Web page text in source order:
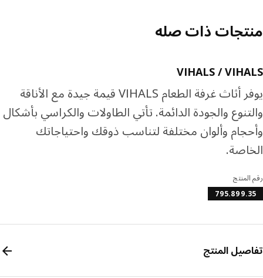
ذات صله
VIHALS /
يوفر أثاث غرفة الطعام VIHALS قيمة جيدة مع الأناقة
والجودة الدائمة. تأتي الطاولات والكراسي بأشكال
وألوان مختلفة لتناسب ذوقك واحتياجاتك
المنتج